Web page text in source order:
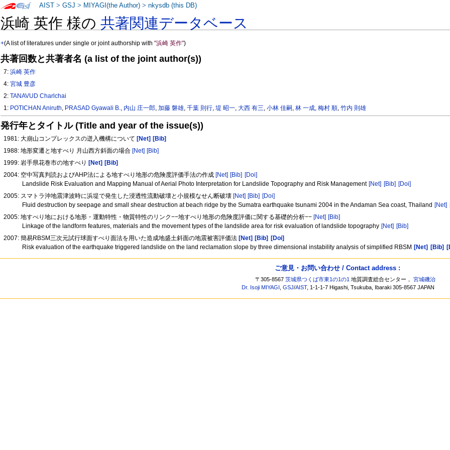
浜崎 英作 様の共著関連データベース
+(A list of literatures under single or joint authorship with"浜崎 英作")
共著回数と共著者名 (a list of the joint author(s))
7:浜崎 英作
4:宮城 豊彦
2:TANAVUD Charlchai
1: POTICHAN Aniruth, PRASAD Gyawali B., 内山 庄一郎,加藤 磐雄,千葉 則行,堤 昭一,大西 有三,小林 佳嗣 ,林 一成,梅村 順,竹内 則雄
発行年とタイトル (Title and year of the issue(s))
1981: 大崩山コンプレックスの迸入機構について [Net] [Bib]
1988: 地形変遷と地すべり 月山西方斜面の場合 [Net] [Bib]
1999: 岩手県花巻市の地すべり [Net] [Bib]
2004: 空中写真判読およびAHP法による地すべり地形の危険度評価手法の作成 [Net] [Bib] [Doi]
Landslide Risk Evaluation and Mapping Manual of Aerial Photo Interpretation for Landslide Topography and Risk Management [Net] [Bib] [Doi]
2005: スマトラ沖地震津波時に浜堤で発生した浸透性流動破壊と小規模なせん断破壊 [Net] [Bib] [Doi]
Fluid destruction by seepage and small shear destruction at beach ridge by the Sumatra earthquake tsunami 2004 in the Andaman Sea coast, Thailand [Net]
2005: 地すべり地における地形・運動特性・物質特性のリンク−−地すべり地形の危険度評価に関する基礎的分析−− [Net] [Bib]
Linkage of the landform features, materials and the movement types of the landslide area for risk evaluation of landslide topography [Net] [Bib]
2007: 簡易RBSM三次元試行球面すべり面法を用いた造成地盛土斜面の地震被害評価法 [Net] [Bib]
[Doi]
Risk evaluation of the earthquake triggered landslide on the land reclamation slope by three dimensional instability analysis of simplified RBSM [Net] [Bib]
AIST >GSJ > MIYAGI(the Author) >nkysdb (this DB)
ご意見・お問い合わせ / Contact address :
〒305-8567茨城県つくば市東1の1の1 地質調査総合センター，宮城磯治
Dr. Isoji MIYAGI ,GSJ/AIST, 1-1-1-7 Higashi, Tsukuba, Ibaraki 305-8567 JAPAN